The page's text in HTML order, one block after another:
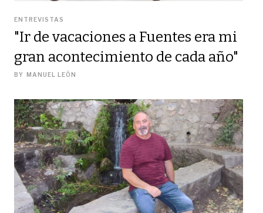
ENTREVISTAS
"Ir de vacaciones a Fuentes era mi
gran acontecimiento de cada año"
BY MANUEL LEÓN